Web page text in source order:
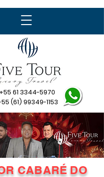
+55 61 3344-5970
(61) 99349-1153
CABARÉ DO